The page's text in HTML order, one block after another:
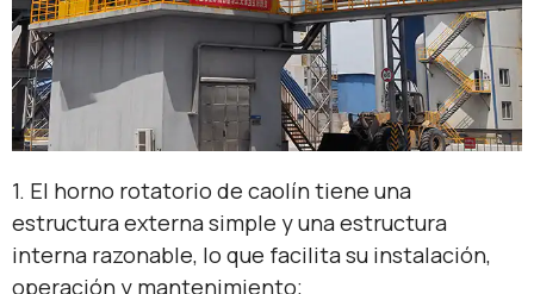
1. El horno rotatorio de caolín tiene una
estructura externa simple y una estructura
interna razonable, lo que facilita su instalación,
operación y mantenimiento;